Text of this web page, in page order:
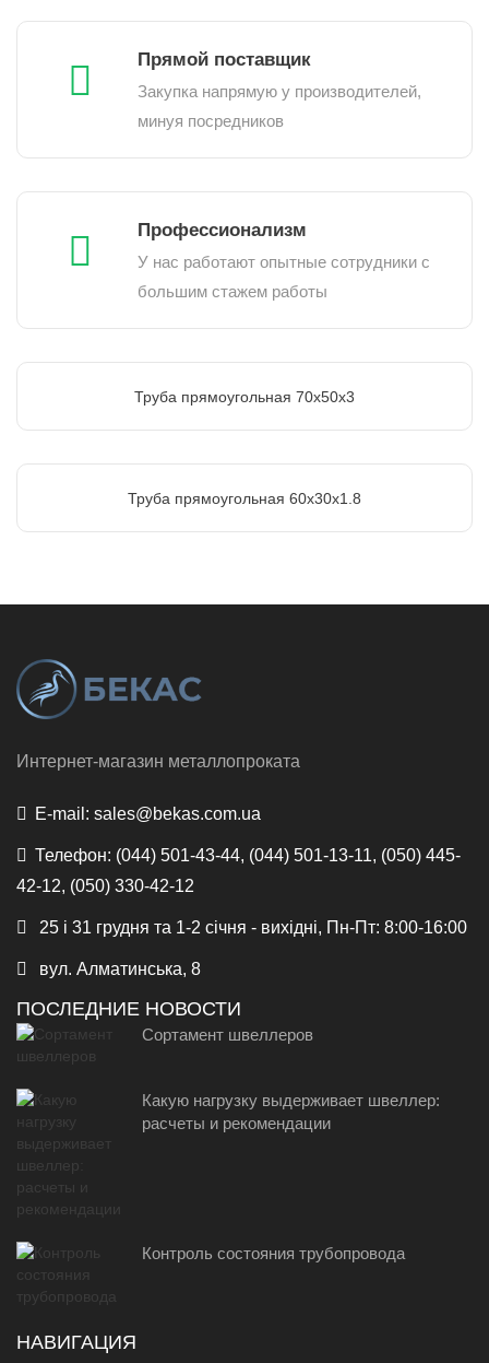
Прямой поставщик
Закупка напрямую у производителей,
минуя посредников
Профессионализм
У нас работают опытные сотрудники с
большим стажем работы
Труба прямоугольная 70х50х3
Труба прямоугольная 60х30х1.8
Интернет-магазин металлопроката
E-mail: sales@bekas.com.ua
Телефон: (044) 501-43-44, (044) 501-13-11, (050) 445-
42-12, (050) 330-42-12
25 і 31 грудня та 1-2 січня - вихідні, Пн-Пт: 8:00-16:00
вул. Алматинська, 8
ПОСЛЕДНИЕ НОВОСТИ
Сортамент швеллеров
Какую нагрузку выдерживает швеллер:
расчеты и рекомендации
Контроль состояния трубопровода
НАВИГАЦИЯ